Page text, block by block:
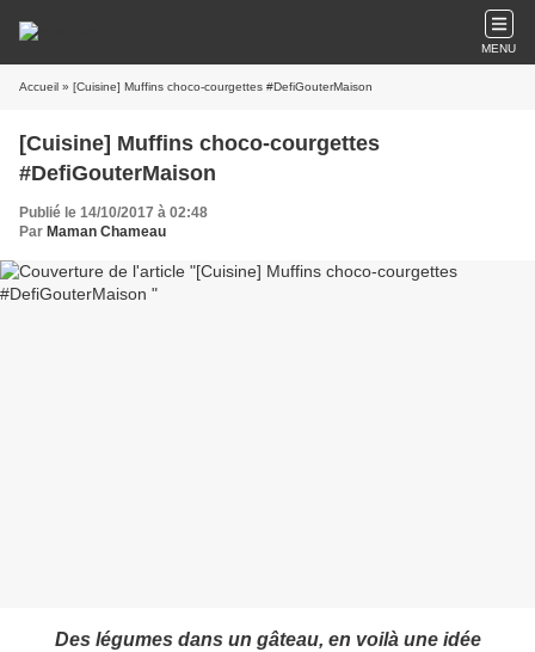
MENU
Accueil » [Cuisine] Muffins choco-courgettes #DefiGouterMaison
[Cuisine] Muffins choco-courgettes
#DefiGouterMaison
Publié le 14/10/2017 à 02:48
Par Maman Chameau
Des légumes dans un gâteau, en voilà une idée